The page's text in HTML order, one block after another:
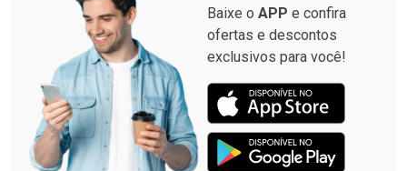
Baixe o APP e confira
ofertas e descontos
exclusivos para você!